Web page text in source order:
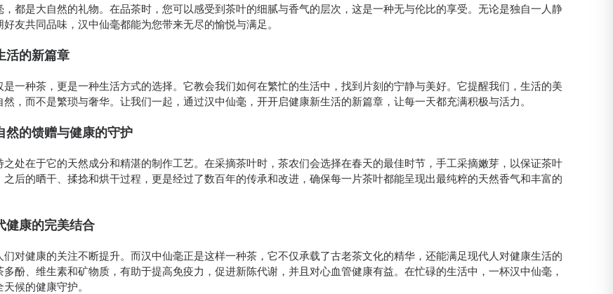
，都是大自然的礼物。在品茶时，您可以感受到茶叶的细腻与香气的层次，这是一种无与伦比的享受。无论是独自一人静
友共同品味，汉中仙毫都能为您带来无尽的愉悦与满足。
活的新篇章
是一种茶，更是一种生活方式的选择。它教会我们如何在繁忙的生活中，找到片刻的宁静与美好。它提醒我们，生活的美
，而不是繁琐与奢华。让我们一起，通过汉中仙毫，开开启健康新生活的新篇章，让每一天都充满积极与活力。
然的馈赠与健康的守护
之处在于它的天然成分和精湛的制作工艺。在采摘茶叶时，茶农们会选择在春天的最佳时节，手工采摘嫩芽，以保证茶叶
之后的晒干、揉捻和烘干过程，更是经过了数百年的传承和改进，确保每一片茶叶都能呈现出最纯粹的天然香气和丰富的
健康的完美结合
们对健康的关注不断提升。而汉中仙毫正是这样一种茶，它不仅承载了古老茶文化的精华，还能满足现代人对健康生活的
多酚、维生素和矿物质，有助于提高免疫力，促进新陈代谢，并且对心血管健康有益。在忙碌的生活中，一杯汉中仙毫，
候的健康守护。